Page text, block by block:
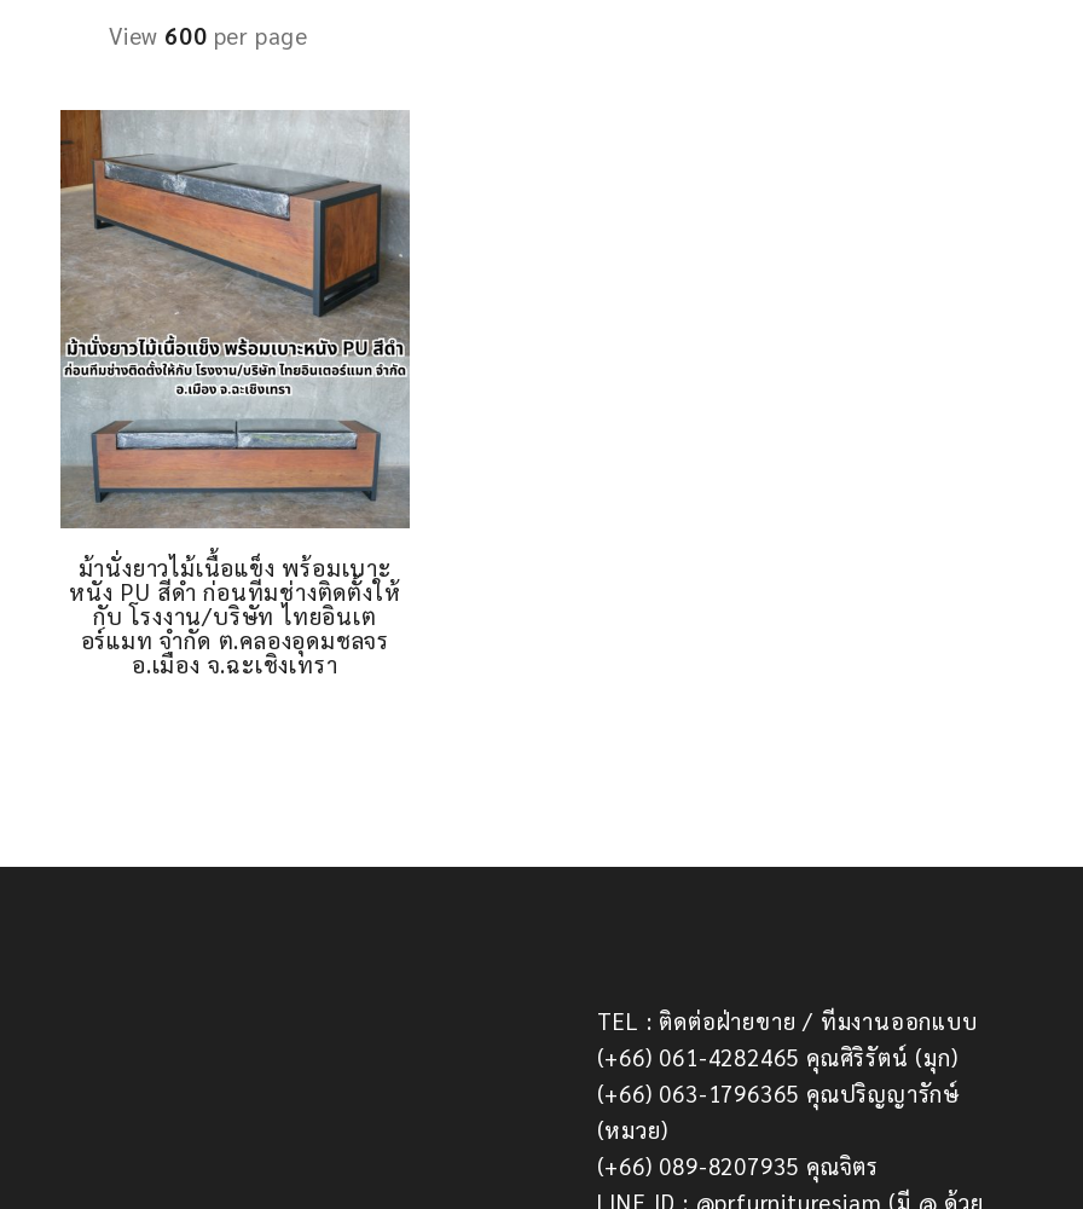
View 600 per page
ม้านั่งยาวไม้เนื้อแข็ง พร้อมเบาะ
หนัง PU สีดำ ก่อนทีมช่างติดตั้งให้
กับ โรงงาน/บริษัท ไทยอินเต
อร์แมท จำกัด ต.คลองอุดมชลจร
อ.เมือง จ.ฉะเชิงเทรา
TEL : ติดต่อฝ่ายขาย / ทีมงานออกแบบ
(+66) 061-4282465 คุณศิริรัตน์ (มุก)
(+66) 063-1796365 คุณปริญญารักษ์
(หมวย)
(+66) 089-8207935 คุณจิตร
LINE ID : @prfurnituresiam (มี @ ด้วย